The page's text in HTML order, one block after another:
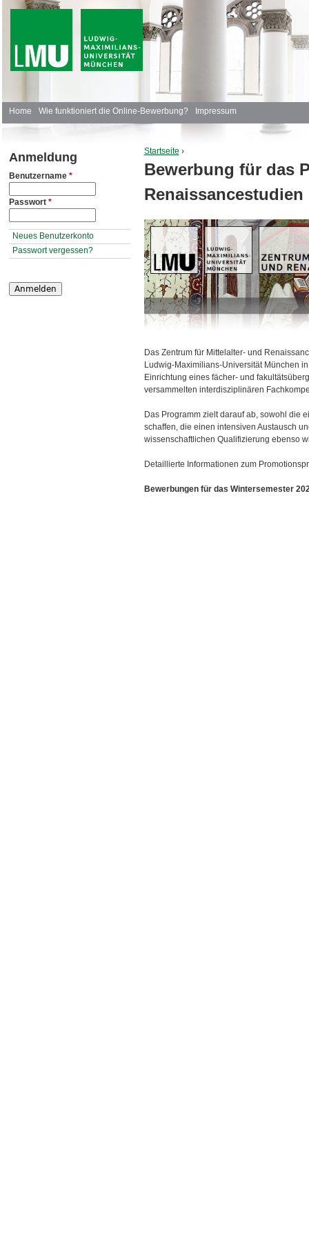
Anmeldung
Benutzername *
Passwort *
Neues Benutzerkonto
Passwort vergessen?
Sie sind hier
Startseite ›
Bewerbung für das
Renaissancestudien
Das Zentrum für Mittelalter- und
Ludwig-Maximilians-Universität München
Einrichtung eines fächer- und
versammelten interdisziplinären
Das Programm zielt darauf ab, sowohl die
schaffen, die einen intensiven Austausch
wissenschaftlichen Qualifizierung ebenso
Detaillierte Informationen zum
Bewerbungen für das Wintersemester
H
u
t
m
e
n
Home Wie funktioniert die Online-Bewerbung? Impressum